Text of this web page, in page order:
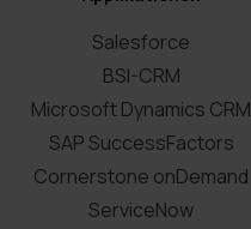
Salesforce
BSI-CRM
Microsoft Dynamics CRM
SAP SuccessFactors
Cornerstone onDemand
ServiceNow